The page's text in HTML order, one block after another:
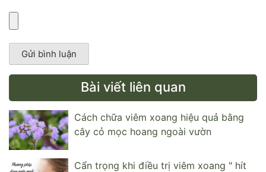
Bài viết liên quan
Cách chữa viêm xoang hiệu quả bằng
cây cỏ mọc hoang ngoài vườn
Cẩn trọng khi điều trị viêm xoang " hít